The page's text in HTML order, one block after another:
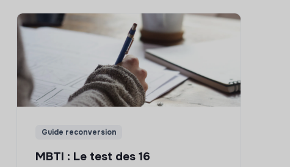
Guide reconversion
MBTI : Le test des 16